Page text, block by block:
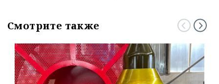
Смотрите также